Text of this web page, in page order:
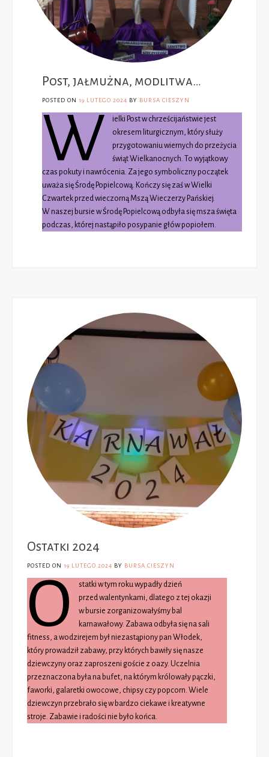
Post, jałmużna, modlitwa…
POSTED ON 19 LUTEGO 2024 BY BURSA CIESZYN
W
ielki Post w chrześcijaństwie jest
okresem liturgicznym, który służy
przygotowaniu wiernych do przeżycia
świąt Wielkanocnych. To wyjątkowy
czas pokuty i nawrócenia. Za jego symboliczny początek
uważa się Środę Popielcową. Kończy się zaś w Wielki
Czwartek przed wieczorną Mszą Wieczerzy Pańskiej.
W naszej bursie w Środę Popielcową odbyła się msza święta
podczas, której nastąpiło posypanie głów popiołem.
Ostatki 2024
POSTED ON 19 LUTEGO 2024 BY BURSA CIESZYN
O
statki w tym roku wypadły dzień
przed walentynkami, dlatego z tej okazji
w bursie zorganizowałyśmy bal
karnawałowy. Zabawa odbyła się na sali
fitness, a wodzirejem był niezastąpiony pan Włodek,
który prowadził zabawy, przy których bawiły się nasze
dziewczyny oraz zaproszeni goście z oazy. Uczelnia
przeznaczona była na bufet, na którym królowały pączki,
faworki, galaretki owocowe, chipsy czy popcorn. Wiele
dziewczyn przebrało się w bardzo ciekawe i kreatywne
stroje. Zabawie i radości nie było końca.